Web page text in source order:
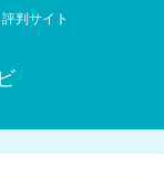
判サイト